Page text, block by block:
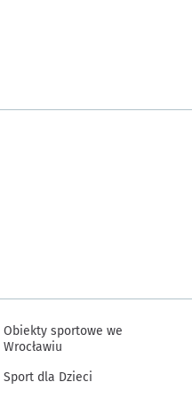
Obiekty sportowe we
Wrocławiu
Sport dla Dzieci